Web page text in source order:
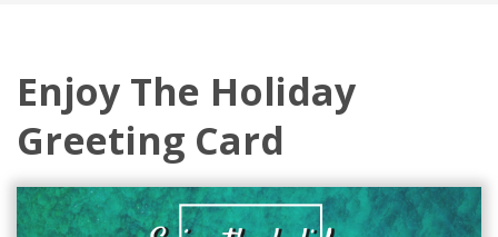
Enjoy The Holiday
Greeting Card